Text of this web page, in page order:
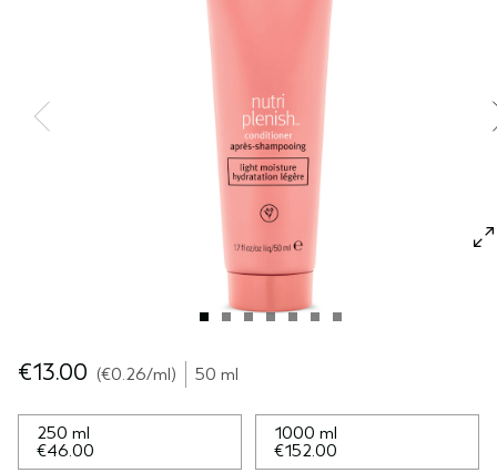
SÉRUM POUR LES CHEVEUX
CUIR CHEVELU SENSIBLE
TOUTES LES COLLECTIONS
€13.00 €0.26/ml 50 ml
250 ml
€46.00
1000 ml
€152.00